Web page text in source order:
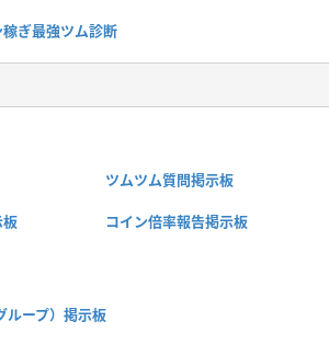
ぎ最強ツム診断
ツムツム質問掲示板
板 コイン倍率報告掲示板
ループ）掲示板